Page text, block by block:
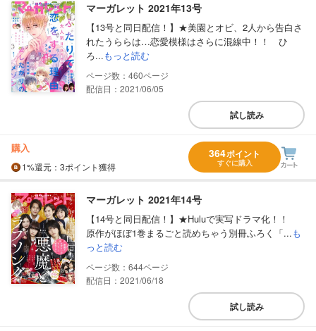
マーガレット 2021年13号
【13号と同日配信！】★美園とオビ、2人から告白さ
れたうららは…恋愛模様はさらに混線中！！ ひ
ろ...もっと読む
460
配信日：2021/06/05
試し読み
購入
1%還元 ：3ポイント獲得
364ポイント
すぐに購入
マーガレット 2021年14号
【14号と同日配信！】★Huluで実写ドラマ化！！
原作がほぼ1巻まるごと読めちゃう別冊ふろく「...も
っと読む
644
配信日：2021/06/18
試し読み